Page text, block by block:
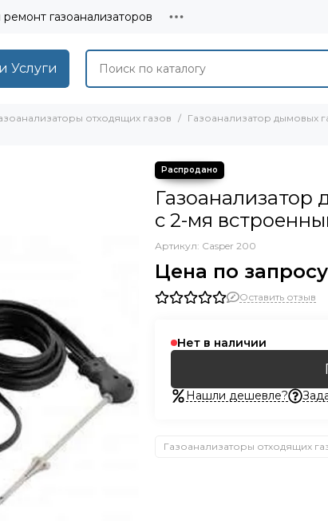
газоанализаторов
Услуги
отходящих газов
Газоанализатор дымовых
Газоанализатор
с 2-мя
Артикул: Casper 200
Цена по запросу
Оставить отзыв
Нет в наличии
Нашли дешевле?
Газоанализаторы отходящих